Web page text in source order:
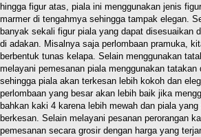
hingga figur atas, piala ini menggunakan jenis
marmer di tengahmya sehingga tampak elegan.
banyak sekali figur piala yang dapat disesuaikan
di adakan. Misalnya saja perlombaan pramuka,
berbentuk tunas kelapa. Selain menggunakan
melayani pemesanan piala menggunakan tatakan
sehingga piala akan terkesan lebih kokoh dan
perlombaan yang besar akan lebih baik jika
bahkan kaki 4 karena lebih mewah dan piala
berkesan. Selain melayani pesanan perorangan
pemesanan secara grosir dengan harga yang